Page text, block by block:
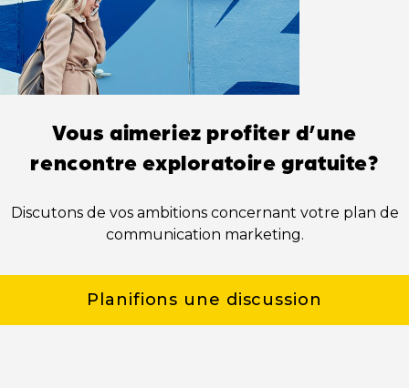
Vous aimeriez profiter d’une
rencontre exploratoire gratuite?
Discutons de vos ambitions concernant votre plan de
communication marketing.
Planifions une discussion